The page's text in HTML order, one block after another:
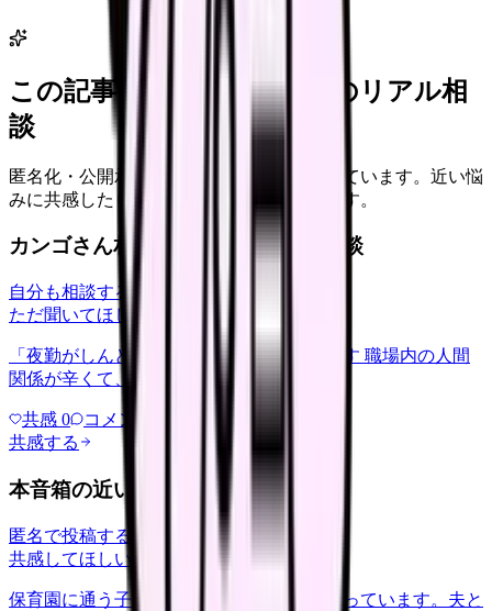
この記事に近い看護師さんのリアル相
談
匿名化・公開承認済みの本音だけを表示しています。近い悩
みに共感したり、自分の状況を投稿できます。
カンゴさん相談室から共有された相談
自分も相談する
ただ聞いてほしい
relationships
「夜勤がしんどい」について相談したいです 職場内の人間
関係が辛くて、、、
共感 0 コメント
共感する
本音箱の近い投稿
匿名で投稿する
共感してほしい
2026/5/22
保育園に通う子どもを育てながら夜勤に入っています。夫と